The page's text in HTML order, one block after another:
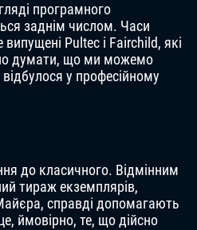
програмного
заднім числом. Часи
Pultec і Fairchild, які
думати, що ми можемо
у професійному
до класичного. Відмінним
тираж екземплярів,
справді допомагають
ймовірно, те, що дійсно